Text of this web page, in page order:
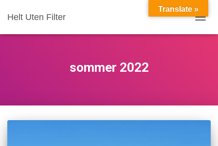
Helt Uten Filter
sommer 2022
Translate »